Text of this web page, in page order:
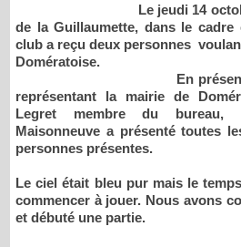
Le jeudi 14 octobre
de la Guillaumette, dans le cadre
club a reçu deux personnes
Domératoise.
En présence de
représentant la mairie de
Legret membre du bureau,
Maisonneuve a présenté toutes
personnes présentes.
Le ciel était bleu pur mais le
commencer à jouer. Nous avons
et débuté une partie.